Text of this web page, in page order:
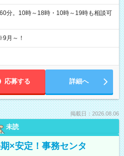
。10時～18時・10時～19時も相談可
月～！
応募する 詳細へ
掲載日：2026.08.06
未読
×安定！事務センタ